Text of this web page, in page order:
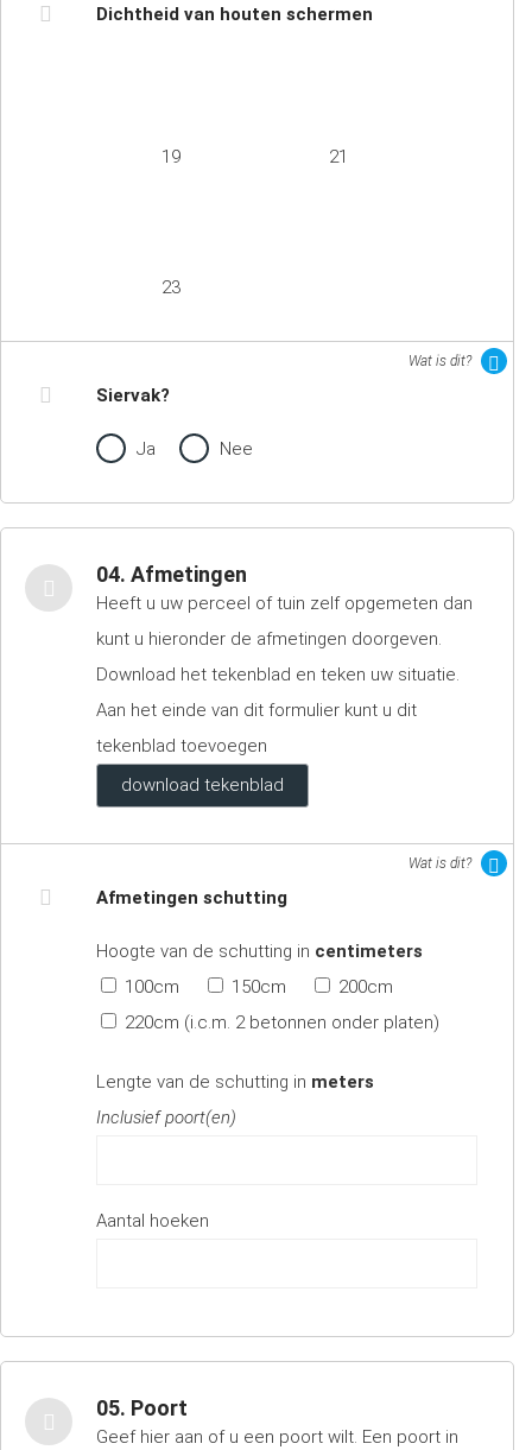
Dichtheid van houten schermen
19 21
23
Wat is dit?
Siervak?
Ja Nee
04. Afmetingen
Heeft u uw perceel of tuin zelf opgemeten dan
kunt u hieronder de afmetingen doorgeven.
Download het tekenblad en teken uw situatie.
Aan het einde van dit formulier kunt u dit
tekenblad toevoegen
download tekenblad
Wat is dit?
Afmetingen schutting
Hoogte van de schutting in centimeters
100cm
150cm
200cm
220cm (i.c.m. 2 betonnen onder platen)
Lengte van de schutting in meters
Inclusief poort(en)
Aantal hoeken
05. Poort
Geef hier aan of u een poort wilt. Een poort in